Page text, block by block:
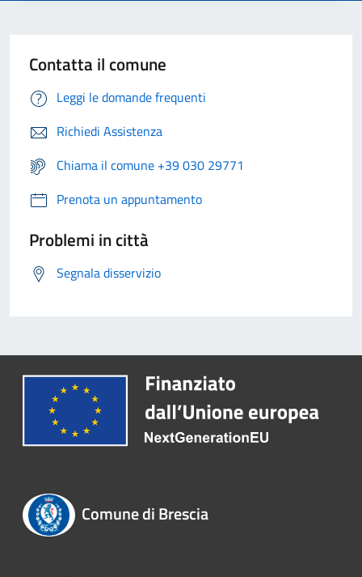
Contatta il comune
Leggi le domande frequenti
Richiedi Assistenza
Chiama il comune +39 030 29771
Prenota un appuntamento
Problemi in città
Segnala disservizio
Comune di Brescia